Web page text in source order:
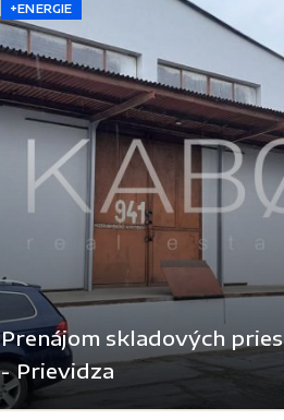
+ENERGIE
Prenájom skladových
- Prievidza